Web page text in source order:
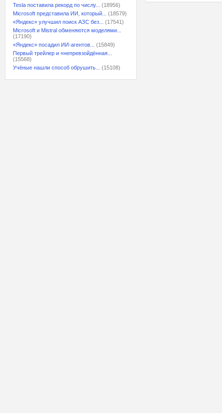
Tesla поставила рекорд по числу...
(18956)
Microsoft представила ИИ, который...
(18579)
«Яндекс» улучшил поиск АЗС без...
(17541)
Microsoft и Mistral обменяются моделями...
(17190)
«Яндекс» посадил ИИ-агентов...
(15849)
Первый трейлер и «непревзойдённая...
(15568)
Учёные нашли способ обрушить...
(15108)